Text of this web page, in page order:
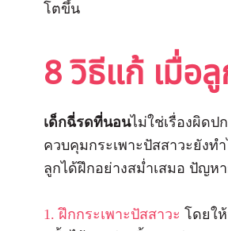
โตขึ้น
8 วิธีแก้ เมื่อ
เด็กฉี่รดที่นอนไม่ใช่เรื่องผิดป
ควบคุมกระเพาะปัสสาวะยังท
ลูกได้ฝึกอย่างสม่ำเสมอ ปัญ
1. ฝึกกระเพาะปัสสาวะ โดยใ